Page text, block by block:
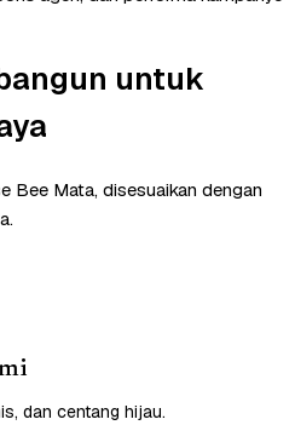
untuk
Bee Mata, disesuaikan dengan
dan centang hijau.